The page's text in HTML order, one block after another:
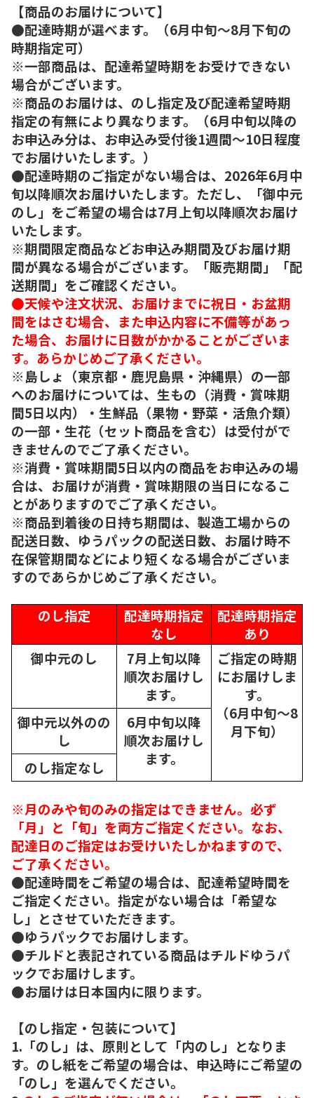
【商品のお届けについて】
●配達時期が選べます。（6月中旬～8月下旬の
時期指定可）
※一部商品は、配達希望時期をお受けできない
場合がございます。
※商品のお届けは、のし指定及び配達希望時期
指定の有無により異なります。（6月中旬以降の
お申込み分は、お申込み受付後1週間～10日程度
でお届けいたします。）
●配達時期のご指定がない場合は、2026年6月中
旬以降順次お届けいたします。ただし、「御中元
のし」をご希望の場合は7月上旬以降順次お届け
いたします。
※期間限定商品などお申込み期間及びお届け期
間が異なる場合がございます。「販売期間」「配
送期間」をご確認ください。
●天候や注文状況、お届けまでに祝日・お盆期
間をはさむ場合、また申込内容に不備等があっ
た場合、お届けに日数がかかることがございま
す。あらかじめご了承ください。
※島しょ（東京都・鹿児島県・沖縄県）の一部
へのお届けについては、生もの（消費・賞味期
間5日以内）・生鮮品（果物・野菜・活魚介類）
の一部・生花（セット商品を含む）は受付がで
きませんのでご了承ください。
※消費・賞味期間5日以内の商品をお申込みの場
合は、お届けが消費・賞味期限の当日になるこ
とがありますのでご了承ください。
※商品到着後の日持ち期間は、製造工場からの
配送日数、ゆうパックの配送日数、お届け時不
在保管期間などにより短くなる場合がございま
すのであらかじめご了承ください。
のし指定
配達時期指定
なし
配達時期指定
あり
御中元のし
7月上旬以降
順次お届けし
ます。
ご指定の時期
にお届けしま
す。
（6月中旬～8
月下旬）
御中元以外のの
し
6月中旬以降
順次お届けし
ます。
のし指定なし
※月のみや旬のみの指定はできません。必ず
「月」と「旬」を両方ご指定ください。なお、
配達日のご指定はお受けいたしかねますので、
ご了承ください。
●配達時間をご希望の場合は、配達希望時間を
ご指定ください。指定がない場合は「希望な
し」とさせていただきます。
●ゆうパックでお届けします。
●チルドと表記されている商品はチルドゆうパ
ックでお届けします。
●お届けは日本国内に限ります。
【のし指定・包装について】
1.「のし」は、原則として「内のし」となりま
す。のし紙をご希望の場合は、申込時にご希望の
「のし」を選んでください。